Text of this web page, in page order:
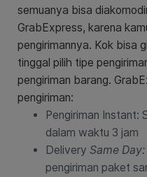
semuanya bisa
GrabExpress, karena
pengirimannya. Kok bisa
tinggal pilih tipe
pengiriman barang.
pengiriman:
Pengiriman Instant:
dalam waktu 3 jam
Delivery Same Day:
pengiriman paket